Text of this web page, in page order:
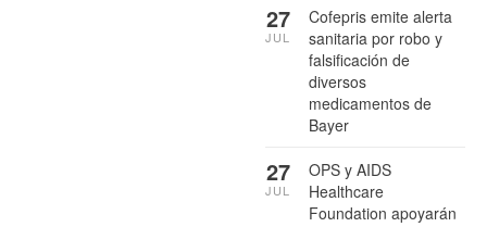
Cofepris emite alerta
sanitaria por robo y
falsificación de
diversos
medicamentos de
Bayer
27
JUL
OPS y AIDS
Healthcare
Foundation apoyarán
27
JUL